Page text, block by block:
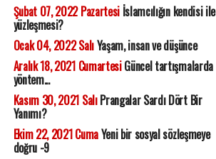
Şubat 07, 2022 Pazartesiİslamcılığın kendisi ile
yüzleşmesi?
Ocak 04, 2022 SalıYaşam, insan ve düşünce
Aralık 18, 2021 CumartesiGüncel tartışmalarda
yöntem...
Kasım 30, 2021 SalıPrangalar Sardı Dört Bir
Yanımı?
Ekim 22, 2021 CumaYeni bir sosyal sözleşmeye
doğru -9